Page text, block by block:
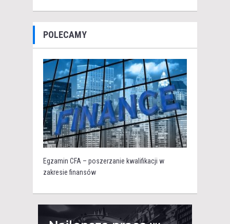
POLECAMY
Egzamin CFA – poszerzanie kwalifikacji w
zakresie finansów